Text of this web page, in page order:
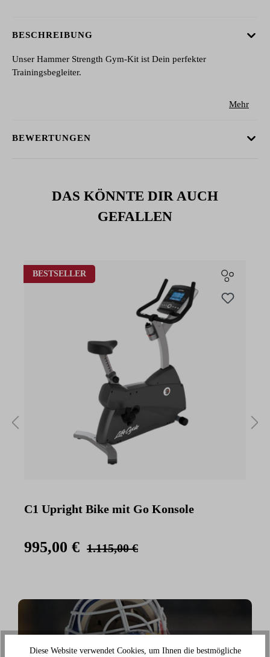
BESCHREIBUNG
Unser Hammer Strength Gym-Kit ist Dein perfekter
Trainingsbegleiter.
Mehr
BEWERTUNGEN
DAS KÖNNTE DIR AUCH
GEFALLEN
Produktgalerie überspringen
BESTSELLER
C1 Upright Bike mit Go Konsole
995,00 € 1.115,00 €
Diese Website verwendet Cookies, um Ihnen die bestmögliche